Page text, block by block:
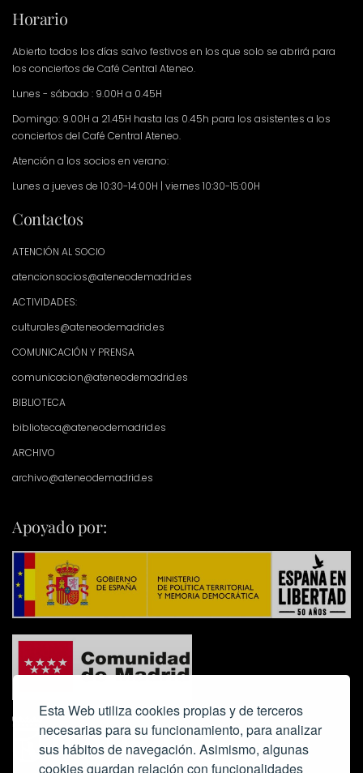
Esta Web utiliza cookies propias y de terceros
necesarias para su funcionamiento, para analizar
sus hábitos de navegación. Asimismo, algunas
cookies guardan relación con funcionalidades
Horario
Abierto todos los días salvo festivos en los que solo se abrirá para
los conciertos de Café Central Ateneo.
Lunes - sábado : 9.00H a 0.45H
Domingo: 9.00H a 21.45H hasta las 0.45h para los asistentes a los
conciertos del Café Central Ateneo.
Atención a los socios en verano:
Lunes a jueves de 10:30-14:00H | viernes 10:30-15:00H
Contactos
ATENCIÓN AL SOCIO
atencionsocios@ateneodemadrid.es
ACTIVIDADES:
culturales@ateneodemadrid.es
COMUNICACIÓN Y PRENSA
comunicacion@ateneodemadrid.es
BIBLIOTECA
biblioteca@ateneodemadrid.es
ARCHIVO
archivo@ateneodemadrid.es
Apoyado por: